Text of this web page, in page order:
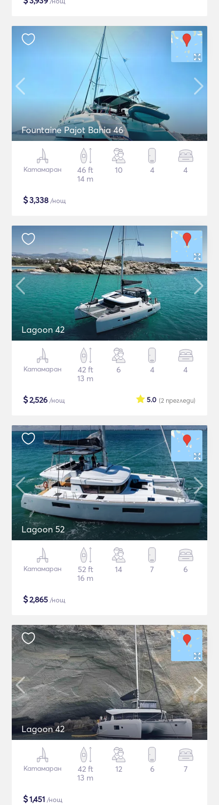
Fountaine Pajot Bahia 46
Катамаран
46 ft
14 m
10 4 4
$3,338 /нощ
Lagoon 42
Катамаран
42 ft
13 m
6 4 4
$2,526 /нощ (2 прегледи)
5.0
Lagoon 52
Катамаран
52 ft
16 m
14 7 6
$2,865 /нощ
Lagoon 42
Катамаран
42 ft
13 m
12 6 7
$1,451 /нощ